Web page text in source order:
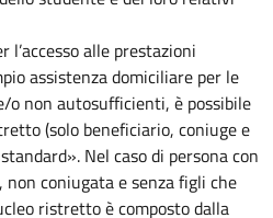
l’accesso alle prestazioni
assistenza domiciliare per le
o non autosufficienti, è possibile
(solo beneficiario, coniuge e
Nel caso di persona con
coniugata e senza figli che
ristretto è composto dalla